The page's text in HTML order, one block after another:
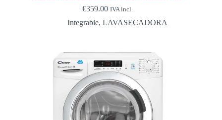
€359.00 IVA incl.
Integrable,LAVASECADORA